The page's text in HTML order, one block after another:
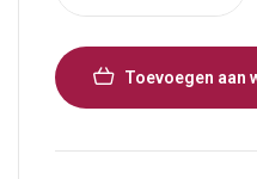
Toevoegen aan